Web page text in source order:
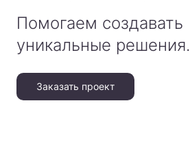
Помогаем создавать
уникальные решения.
Заказать проект